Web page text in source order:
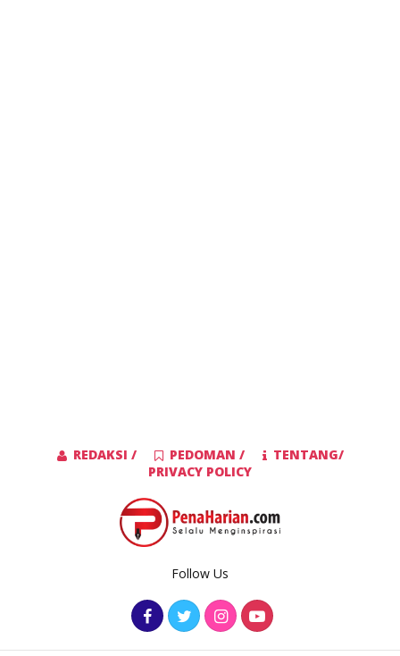
REDAKSI / PEDOMAN /
TENTANG/
PRIVACY POLICY
Follow Us